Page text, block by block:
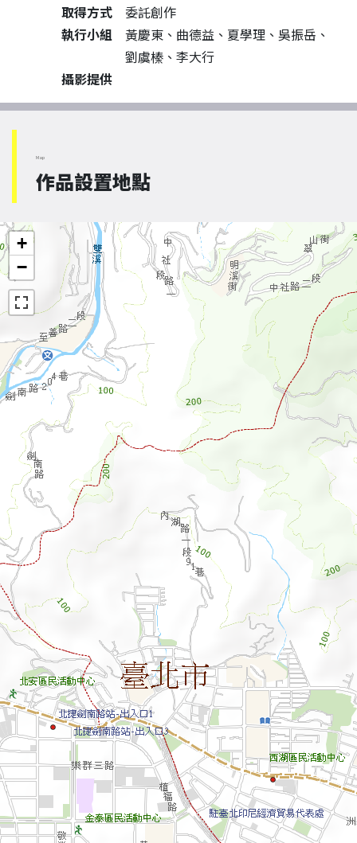
取得方式
委託創作
執行小組
黃慶東、曲德益、夏學理、吳振岳、
劉虞榛、李大行
攝影提供
Map
作品設置地點
+
−